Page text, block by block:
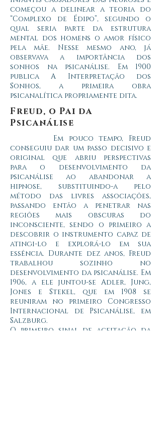
começou a delinear a teoria do
“Complexo de Édipo”, segundo o
qual seria parte da estrutura
mental dos homens o amor físico
pela mãe. Nesse mesmo ano, já
observava a importância dos
sonhos na psicanálise. Em 1900
publica A Interpretação dos
Sonhos, a primeira obra
psicanalítica propriamente dita.
Freud, o Pai da
Psicanálise
Em pouco tempo, Freud
conseguiu dar um passo decisivo e
original que abriu perspectivas
para o desenvolvimento da
psicanálise ao abandonar a
hipnose, substituindo-a pelo
método das livres associações,
passando então a penetrar nas
regiões mais obscuras do
inconsciente, sendo o primeiro a
descobrir o instrumento capaz de
atingi-lo e explorá-lo em sua
essência. Durante dez anos, Freud
trabalhou sozinho no
desenvolvimento da psicanálise. Em
1906, a ele juntou-se Adler, Jung,
Jones e Stekel, que em 1908 se
reuniram no primeiro Congresso
Internacional de Psicanálise, em
Salzburg.
O primeiro sinal de aceitação da